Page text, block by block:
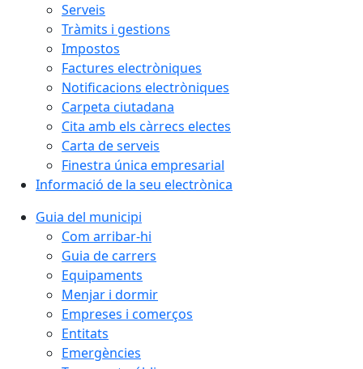
Serveis
Tràmits i gestions
Impostos
Factures electròniques
Notificacions electròniques
Carpeta ciutadana
Cita amb els càrrecs electes
Carta de serveis
Finestra única empresarial
Informació de la seu electrònica
Guia del municipi
Com arribar-hi
Guia de carrers
Equipaments
Menjar i dormir
Empreses i comerços
Entitats
Emergències